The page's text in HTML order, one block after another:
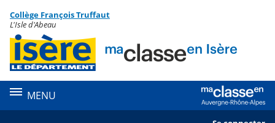
Menu de la rubrique
Contenu
Collège François Truffaut
L'Isle d'Abeau
MENU